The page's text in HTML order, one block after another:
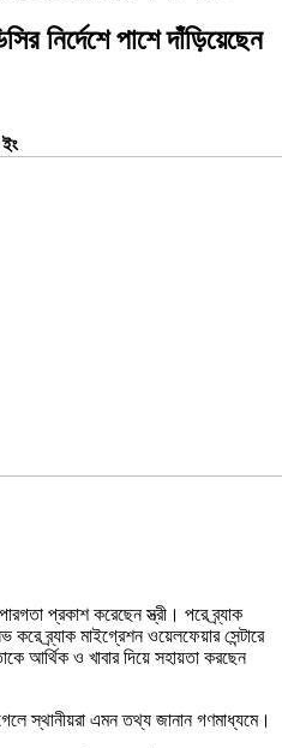
নির্দেশে পাশে দাঁড়িয়েছেন
প্রকাশ করেছেন স্ত্রী। পরে ব্র্যাক
করে ব্র্যাক মাইগ্রেশন ওয়েলফেয়ার সেন্টারে
আর্থিক ও খাবার দিয়ে সহায়তা করছেন
স্থানীয়রা এমন তথ্য জানান গণমাধ্যমে।